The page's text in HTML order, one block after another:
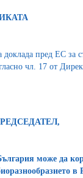
пред ЕС за
чл. 17 от
може да